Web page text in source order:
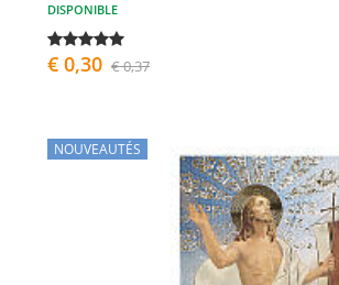
DISPONIBLE
€ 0,30 € 0,37
NOUVEAUTÉS